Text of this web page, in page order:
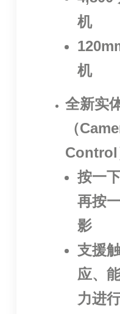
机
机
全新实
（
Control
按一
再按
影
支援
应、
力进